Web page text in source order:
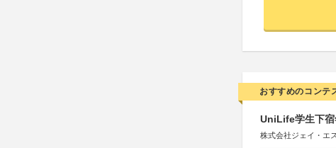
おすすめのコンテ
UniLife学生下宿
株式会社ジェイ・エ